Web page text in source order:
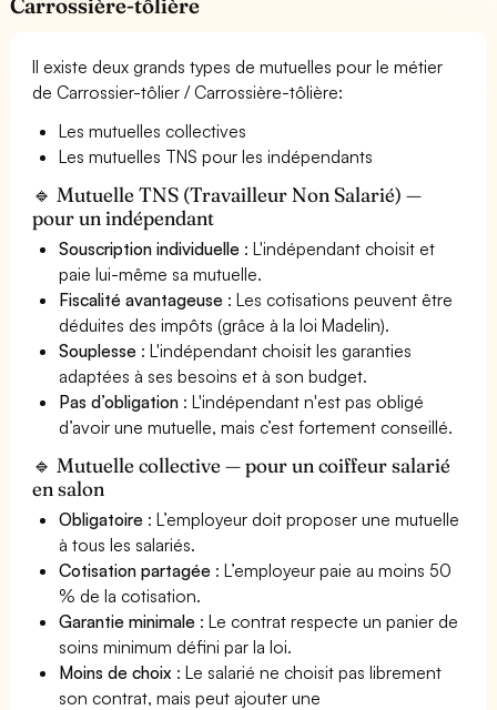
Carrossière-tôlière
Il existe deux grands types de mutuelles pour le métier
de Carrossier-tôlier / Carrossière-tôlière:
Les mutuelles collectives
Les mutuelles TNS pour les indépendants
🔹 Mutuelle TNS (Travailleur Non Salarié) —
pour un indépendant
Souscription individuelle : L'indépendant choisit et
paie lui-même sa mutuelle.
Fiscalité avantageuse : Les cotisations peuvent être
déduites des impôts (grâce à la loi Madelin).
Souplesse : L'indépendant choisit les garanties
adaptées à ses besoins et à son budget.
Pas d’obligation : L'indépendant n'est pas obligé
d’avoir une mutuelle, mais c’est fortement conseillé.
🔹 Mutuelle collective — pour un coiffeur salarié
en salon
Obligatoire : L’employeur doit proposer une mutuelle
à tous les salariés.
Cotisation partagée : L’employeur paie au moins 50
% de la cotisation.
Garantie minimale : Le contrat respecte un panier de
soins minimum défini par la loi.
Moins de choix : Le salarié ne choisit pas librement
son contrat, mais peut ajouter une